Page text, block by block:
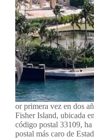
or primera vez en dos
Fisher Island, ubicada
código postal 33109,
postal más caro de